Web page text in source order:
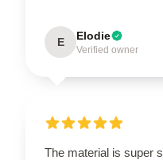
E Elodie
Verified owner
The material is super